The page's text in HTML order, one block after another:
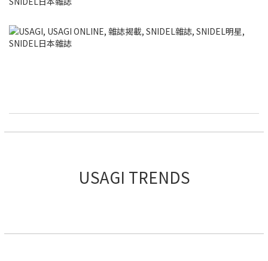
USAGI TRENDS